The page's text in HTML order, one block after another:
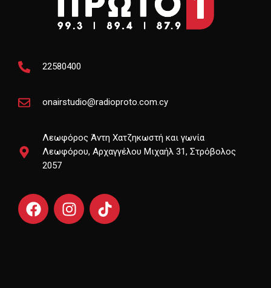
22580400
onairstudio@radioproto.com.cy
Λεωφόρος Άντη Χατζηκωστή και γωνία
Λεωφόρου, Αρχαγγέλου Μιχαήλ 31, Στρόβολος
2057